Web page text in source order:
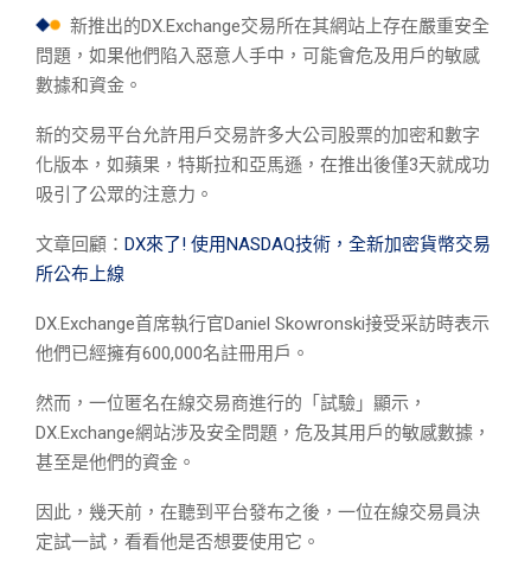
新推出的DX.Exchange交易所在其網站上存在嚴重安全
問題，如果他們陷入惡意人手中，可能會危及用戶的敏感
數據和資金。
新的交易平台允許用戶交易許多大公司股票的加密和數字
化版本，如蘋果，特斯拉和亞馬遜，在推出後僅3天就成功
吸引了公眾的注意力。
文章回顧： DX來了! 使用NASDAQ技術，全新加密貨幣交易
所公布上線
DX.Exchange首席執行官Daniel Skowronski接受采訪時表示
他們已經擁有600,000名註冊用戶。
然而，一位匿名在線交易商進行的「試驗」顯示，
DX.Exchange網站涉及安全問題，危及其用戶的敏感數據，
甚至是他們的資金。
因此，幾天前，在聽到平台發布之後，一位在線交易員決
定試一試，看看他是否想要使用它。